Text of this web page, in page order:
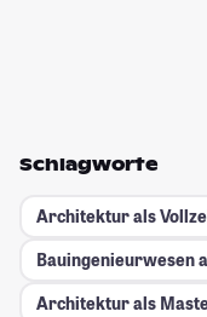
Schlagworte
Architektur als
Bauingenieurwesen
Architektur als